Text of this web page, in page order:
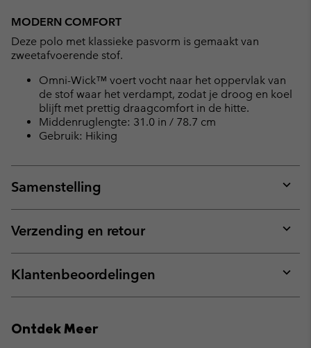
MODERN COMFORT
Deze polo met klassieke pasvorm is gemaakt van
zweetafvoerende stof.
Omni-Wick™ voert vocht naar het oppervlak van
de stof waar het verdampt, zodat je droog en koel
blijft met prettig draagcomfort in de hitte.
Middenruglengte: 31.0 in / 78.7 cm
Gebruik: Hiking
Samenstelling
or
Verzending en retour
or
Klantenbeoordelingen
or
Ontdek Meer